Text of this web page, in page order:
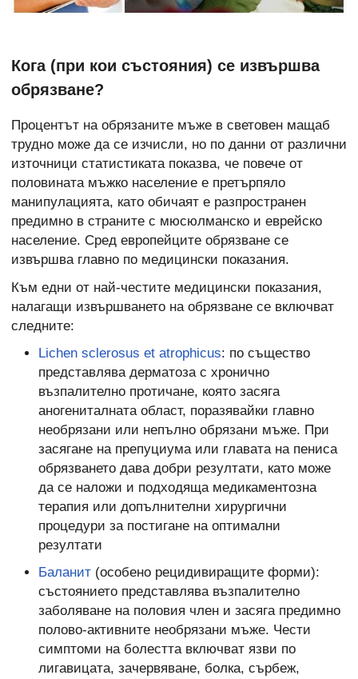
Кога (при кои състояния) се извършва
обрязване?
Процентът на обрязаните мъже в световен мащаб
трудно може да се изчисли, но по данни от различни
източници статистиката показва, че повече от
половината мъжко население е претърпяло
манипулацията, като обичаят е разпространен
предимно в страните с мюсюлманско и еврейско
население. Сред европейците обрязване се
извършва главно по медицински показания.
Към едни от най-честите медицински показания,
налагащи извършването на обрязване се включват
следните:
Lichen sclerosus et atrophicus: по същество
представлява дерматоза с хронично
възпалително протичане, която засяга
аногениталната област, поразявайки главно
необрязани или непълно обрязани мъже. При
засягане на препуциума или главата на пениса
обрязването дава добри резултати, като може
да се наложи и подходяща медикаментозна
терапия или допълнителни хирургични
процедури за постигане на оптимални
резултати
Баланит(особено рецидивиращите форми):
състоянието представлява възпалително
заболяване на половия член и засяга предимно
полово-активните необрязани мъже. Чести
симптоми на болестта включват язви по
лигавицата, зачервяване, болка, сърбеж,